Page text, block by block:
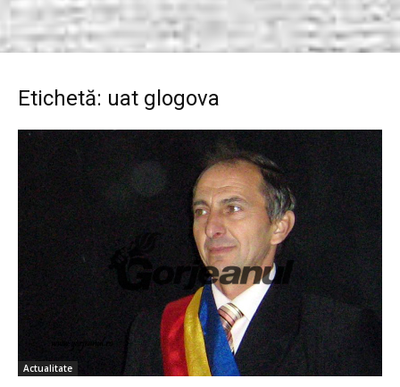
Etichetă: uat glogova
Actualitate